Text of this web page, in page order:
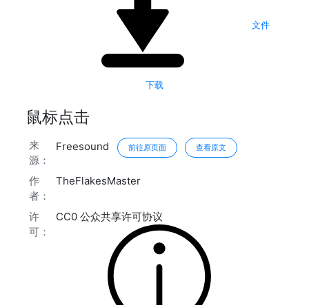
文件
下载
鼠标点击
来
源：
Freesound 前往原页面 查看原文
作
者：
TheFlakesMaster
许
可：
CC0 公众共享许可协议